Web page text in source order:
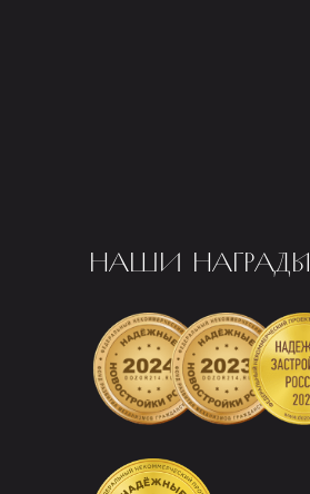
НАШИ НАГРАДЫ